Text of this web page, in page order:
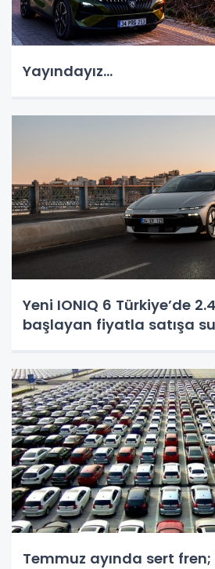
Yayındayız...
Yeni IONIQ 6 Türkiye’de
başlayan fiyatla satışa
Temmuz ayında sert